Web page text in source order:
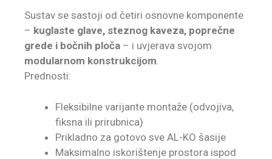
Sustav se sastoji od četiri osnovne komponente
– kuglaste glave, steznog kaveza, poprečne
grede i bočnih ploča – i uvjerava svojom
modularnom konstrukcijom.
Prednosti:
Fleksibilne varijante montaže (odvojiva,
fiksna ili prirubnica)
Prikladno za gotovo sve AL-KO šasije
Maksimalno iskorištenje prostora ispod